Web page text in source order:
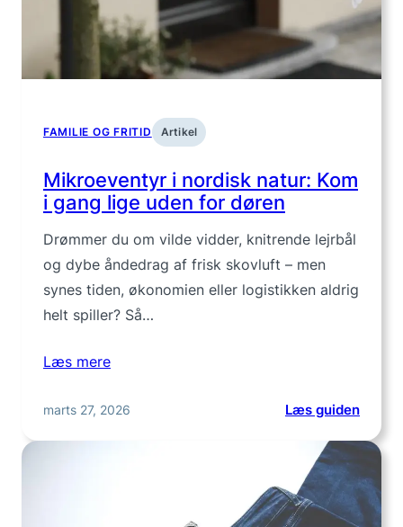
og
FAMILIE OG FRITID Artikel
Mikroeventyr i nordisk natur: Kom
i gang lige uden for døren
Drømmer du om vilde vidder, knitrende lejrbål
og dybe åndedrag af frisk skovluft – men
synes tiden, økonomien eller logistikken aldrig
helt spiller? Så…
Læs mere
marts 27, 2026 Læs guiden:
natur:
Kom